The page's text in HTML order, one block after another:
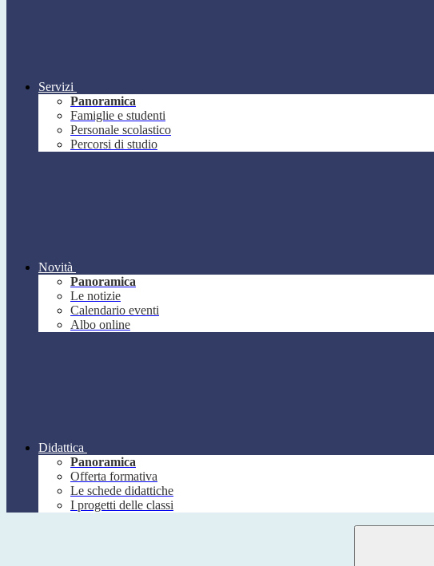
Servizi
Panoramica
Famiglie e studenti
Personale scolastico
Percorsi di studio
Novità
Panoramica
Le notizie
Calendario eventi
Albo online
Didattica
Panoramica
Offerta formativa
Le schede didattiche
I progetti delle classi